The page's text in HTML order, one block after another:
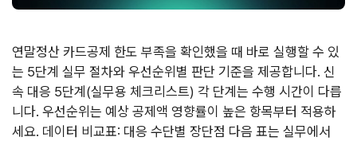
연말정산 카드공제 한도 부족을 확인했을 때 바로 실행할 수 있
는 5단계 실무 절차와 우선순위별 판단 기준을 제공합니다. 신
속 대응 5단계(실무용 체크리스트) 각 단계는 수행 시간이 다릅
니다. 우선순위는 예상 공제액 영향률이 높은 항목부터 적용하
세요. 데이터 비교표: 대응 수단별 장단점 다음 표는 실무에서